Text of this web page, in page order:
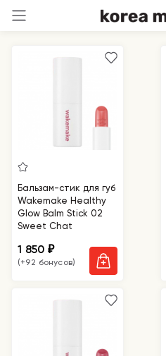
Бальзам-стик для губ
Wakemake Healthy
Glow Balm Stick 02
Sweet Chat
1 850₽
(+92 бонусов)